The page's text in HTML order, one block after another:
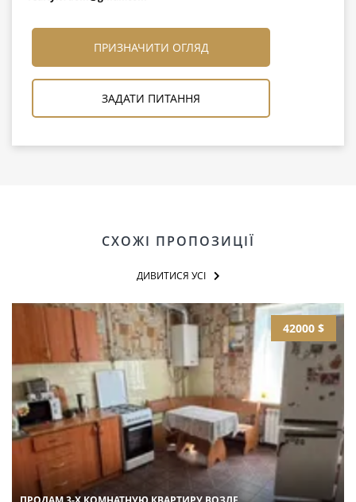
ПРИЗНАЧИТИ ОГЛЯД
ЗАДАТИ ПИТАННЯ
СХОЖІ ПРОПОЗИЦІЇ
ДИВИТИСЯ УСІ
42000 $